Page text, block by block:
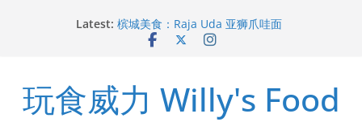
Latest: 槟城美食：广东姑娘吃猪油渣捞饭
槟城美食：Raja Uda 亚狮爪哇面
槟城新酒店 The George
玩食威力 Willy's Food